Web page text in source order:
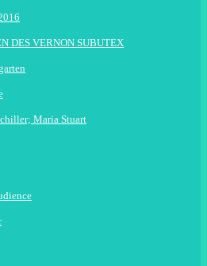
DES VERNON SUBUTEX
Maria Stuart